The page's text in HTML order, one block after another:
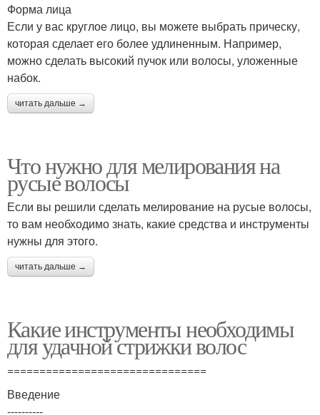
Форма лица
Если у вас круглое лицо, вы можете выбрать прическу,
которая сделает его более удлиненным. Например,
можно сделать высокий пучок или волосы, уложенные
набок.
читать дальше →
Что нужно для мелирования на
русые волосы
Если вы решили сделать мелирование на русые волосы,
то вам необходимо знать, какие средства и инструменты
нужны для этого.
читать дальше →
Какие инструменты необходимы
для удачной стрижки волос
===============================
Введение
----------